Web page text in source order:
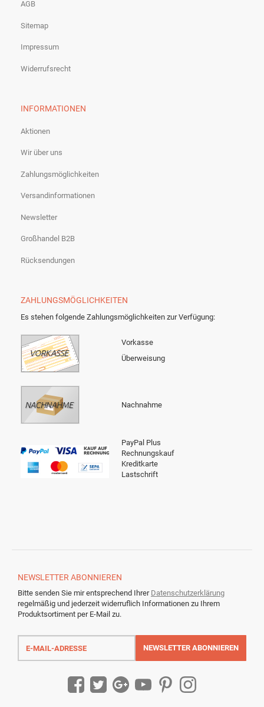
AGB
Sitemap
Impressum
Widerrufsrecht
INFORMATIONEN
Aktionen
Wir über uns
Zahlungsmöglichkeiten
Versandinformationen
Newsletter
Großhandel B2B
Rücksendungen
ZAHLUNGSMÖGLICHKEITEN
Es stehen folgende Zahlungsmöglichkeiten zur Verfügung:
Vorkasse
Überweisung
Nachnahme
PayPal Plus
Rechnungskauf
Kreditkarte
Lastschrift
NEWSLETTERABONNIEREN
Bitte senden Sie mir entsprechend Ihrer Datenschutzerklärung
regelmäßig und jederzeit widerruflich Informationen zu Ihrem
Produktsortiment per E-Mail zu.
E-
Mail-
NEWSLETTER ABONNIEREN